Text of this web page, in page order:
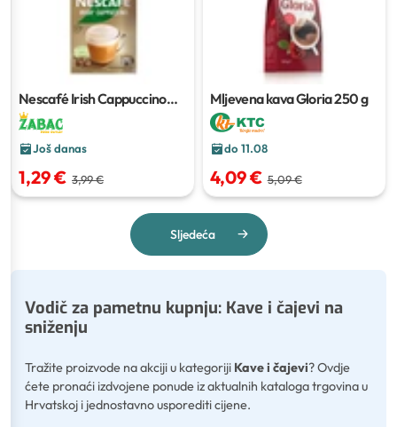
Nescafé Irish Cappuccino
160 g
Još danas
1,29 € 3,99 €
Mljevena kava Gloria250 g
do 11.08
4,09 € 5,09 €
Sljedeća
Vodič za pametnu kupnju: Kave i čajevi na
sniženju
Tražite proizvode na akciji u kategoriji Kave i čajevi? Ovdje
ćete pronaći izdvojene ponude iz aktualnih kataloga trgovina u
Hrvatskoj i jednostavno usporediti cijene.